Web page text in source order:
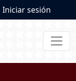
User
Iniciar sesión